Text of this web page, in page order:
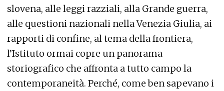
slovena, alle leggi razziali, alla Grande guerra,
alle questioni nazionali nella Venezia Giulia, ai
rapporti di confine, al tema della frontiera,
l’Istituto ormai copre un panorama
storiografico che affronta a tutto campo la
contemporaneità. Perché, come ben sapevano i